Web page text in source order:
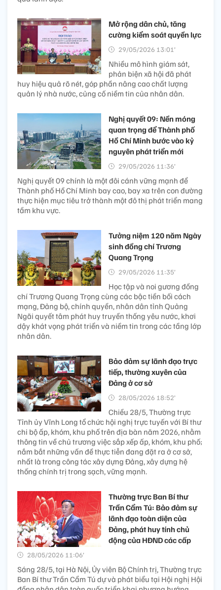
Mở rộng dân chủ, tăng
cường kiểm soát quyền lực
29/05/2026 13:01’
Nhiều mô hình giám sát,
phản biện xã hội đã phát
huy hiệu quả rõ nét, góp phần nâng cao chất lượng
quản lý nhà nước, củng cố niềm tin của nhân dân.
Nghị quyết 09: Nền móng
quan trọng để Thành phố
Hồ Chí Minh bước vào kỷ
nguyên phát triển mới
29/05/2026 11:36’
Nghị quyết 09 chính là một đôi cánh vững mạnh để
Thành phố Hồ Chí Minh bay cao, bay xa trên con đường
thực hiện mục tiêu trở thành một đô thị phát triển mang
tầm khu vực.
Tưởng niệm 120 năm Ngày
sinh đồng chí Trương
Quang Trọng
29/05/2026 11:35’
Học tập và noi gương đồng
chí Trương Quang Trọng cùng các bậc tiền bối cách
mạng, Đảng bộ, chính quyền, nhân dân tỉnh Quảng
Ngãi quyết tâm phát huy truyền thống yêu nước, khơi
dậy khát vọng phát triển và niềm tin trong các tầng lớp
nhân dân.
Bảo đảm sự lãnh đạo trực
tiếp, thường xuyên của
Đảng ở cơ sở
28/05/2026 18:52’
Chiều 28/5, Thường trực
Tỉnh ủy Vĩnh Long tổ chức hội nghị trực tuyến với Bí thư
chi bộ ấp, khóm, khu phố trên địa bàn năm 2026, nhằm
thông tin về chủ trương việc sắp xếp ấp, khóm, khu phố;
nắm bắt những vấn đề thực tiễn đang đặt ra ở cơ sở,
nhất là trong công tác xây dựng Đảng, xây dựng hệ
thống chính trị trong sạch, vững mạnh.
Thường trực Ban Bí thư
Trần Cẩm Tú: Bảo đảm sự
lãnh đạo toàn diện của
Đảng, phát huy tính chủ
động của HĐND các cấp
28/05/2026 11:06’
Sáng 28/5, tại Hà Nội, Ủy viên Bộ Chính trị, Thường trực
Ban Bí thư Trần Cẩm Tú dự và phát biểu tại Hội nghị Hội